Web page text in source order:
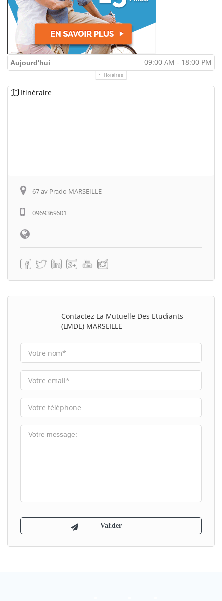
Aujourd'hui 09:00 AM - 18:00 PM
Horaires
Itinéraire
67 av Prado MARSEILLE
0969369601
Contactez La Mutuelle Des Etudiants
(LMDE) MARSEILLE